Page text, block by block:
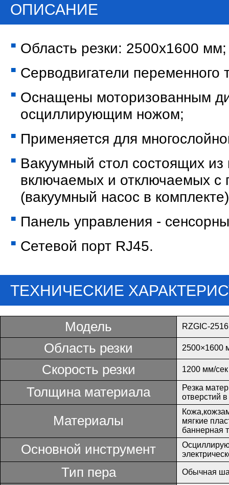
ОПИСАНИЕ
Область резки: 2500x1600 мм;
Серводвигатели переменного
Оснащены моторизованным
осциллирующим ножом;
Применяется для
Вакуумный стол состоящих из
включаемых и отключаемых с
(вакуумный насос в
Панель управления -
Сетевой порт RJ45.
ТЕХНИЧЕСКИЕ
Модель RZGIC-
Область резки 2500×1600
Скорость резки 1200 мм/сек
Толщина материала
Резка
отверстий
Материалы
мягкие
баннерная
Основной инструмент
Тип пера Обычная